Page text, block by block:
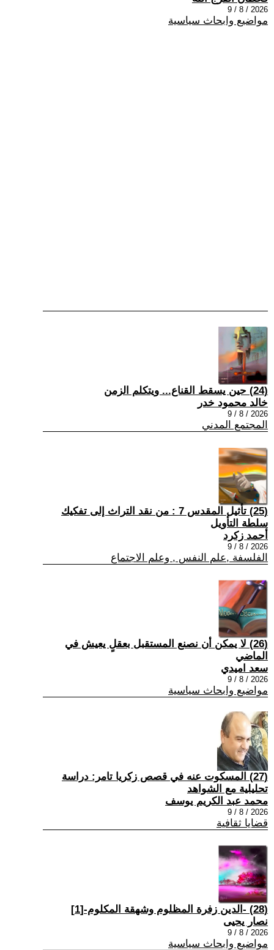
2026 / 8 / 9
مواضيع وابحاث سياسية
(24) حين يسقط القناع... ويتكلم الزمن
خالد محمود خدر
2026 / 8 / 9
المجتمع المدني
(25) تأثيل المقدس 7 : من نقد التراث إلى تفكيك
سلطة التأويل
أحمد زكرد
2026 / 8 / 9
الفلسفة ,علم النفس , وعلم الاجتماع
(26) لا يمكن أن نصنع المستقبل بعقلٍ يعيش في
الماضي
سعد اميدي
2026 / 8 / 9
مواضيع وابحاث سياسية
(27) المسكوت عنه في قصص زكريا تامر: دراسة
تحليلية مع الشواهد
محمد عبد الكريم يوسف
2026 / 8 / 9
قضايا ثقافية
(28) -الدين زفرة المظلوم وشهقة المكلوم-[1]
نصار يحيى
2026 / 8 / 9
مواضيع وابحاث سياسية